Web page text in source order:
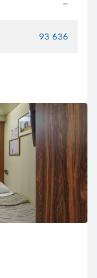
—
93 636